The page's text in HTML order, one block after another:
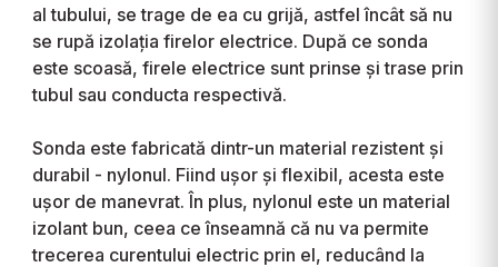
al tubului, se trage de ea cu grijă, astfel încât să nu
se rupă izolația firelor electrice. După ce sonda
este scoasă, firele electrice sunt prinse și trase prin
tubul sau conducta respectivă.
Sonda este fabricată dintr-un material rezistent și
durabil - nylonul. Fiind ușor și flexibil, acesta este
ușor de manevrat. În plus, nylonul este un material
izolant bun, ceea ce înseamnă că nu va permite
trecerea curentului electric prin el, reducând la